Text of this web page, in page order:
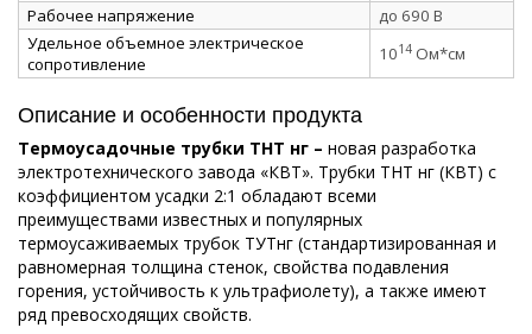
Рабочее напряжение
до 690 В
Удельное объемное электрическое
сопротивление
1014 Ом*см
Описание и особенности продукта
Термоусадочные трубки ТНТ нг – новая разработка
электротехнического завода «КВТ». Трубки ТНТ нг (КВТ) с
коэффициентом усадки 2:1 обладают всеми
преимуществами известных и популярных
термоусаживаемых трубок ТУТнг (стандартизированная и
равномерная толщина стенок, свойства подавления
горения, устойчивость к ультрафиолету), а также имеют
ряд превосходящих свойств.